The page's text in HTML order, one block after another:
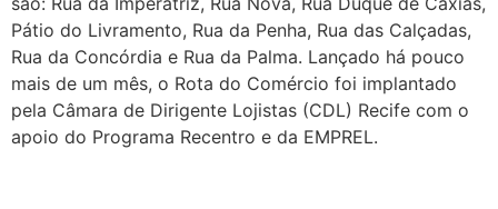
Pátio do Livramento, Rua da Penha, Rua das Calçadas,
Rua da Concórdia e Rua da Palma. Lançado há pouco
mais de um mês, o Rota do Comércio foi implantado
pela Câmara de Dirigente Lojistas (CDL) Recife com o
apoio do Programa Recentro e da EMPREL.